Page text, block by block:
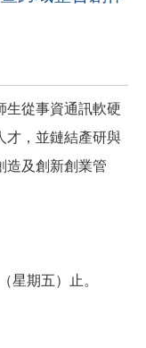
生從事資通訊軟硬
才，並鏈結產研與
造及創新創業管
星期五）止。